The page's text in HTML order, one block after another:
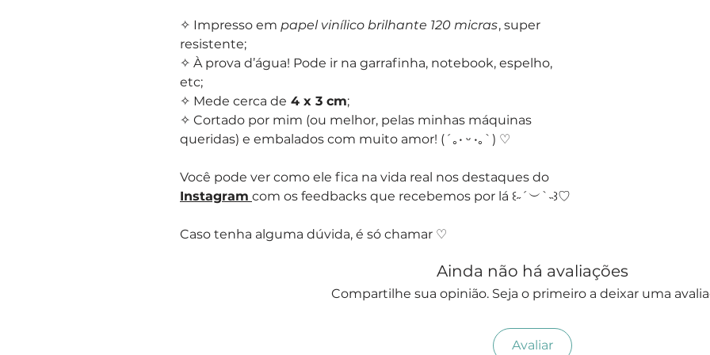
✧ Impresso em papel vinílico brilhante 120 micras, super
resistente;
✧ À prova d’água! Pode ir na garrafinha, notebook, espelho,
etc;
✧ Mede cerca de 4 x 3 cm;
✧ Cortado por mim (ou melhor, pelas minhas máquinas
queridas) e embalados com muito amor! (´｡• ᵕ •｡`) ♡
Você pode ver como ele fica na vida real nos destaques do
Instagram com os feedbacks que recebemos por lá ꒰˶´︶`˵꒱♡
Caso tenha alguma dúvida, é só chamar ♡
Ainda não há avaliações
Compartilhe sua opinião. Seja o primeiro a deixar uma
Avaliar